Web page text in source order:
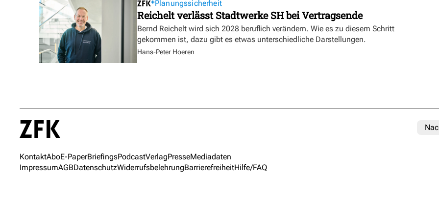
Planungssicherheit
Reichelt verlässt Stadtwerke SH bei Vertragsende
Bernd Reichelt wird sich 2028 beruflich verändern. Wie es zu diesem Schritt
gekommen ist, dazu gibt es etwas unterschiedliche Darstellungen.
Hans-Peter Hoeren
KontaktAboE-PaperBriefingsPodcastVerlagPresseMediadaten
ImpressumAGBDatenschutzWiderrufsbelehrungBarrierefreiheitHilfe/FAQ